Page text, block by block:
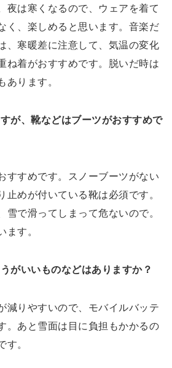
夜は寒くなるので、ウェアを着て
く、楽しめると思います。音楽だ
、寒暖差に注意して、気温の変化
ね着がおすすめです。脱いだ時は
ります。
が、靴などはブーツがおすすめで
すすめです。スノーブーツがない
めが付いている靴は必須です。
雪で滑ってしまって危ないので。
す。
がいいものなどはありますか？
減りやすいので、モバイルバッテ
。あと雪面は目に負担もかかるの
。